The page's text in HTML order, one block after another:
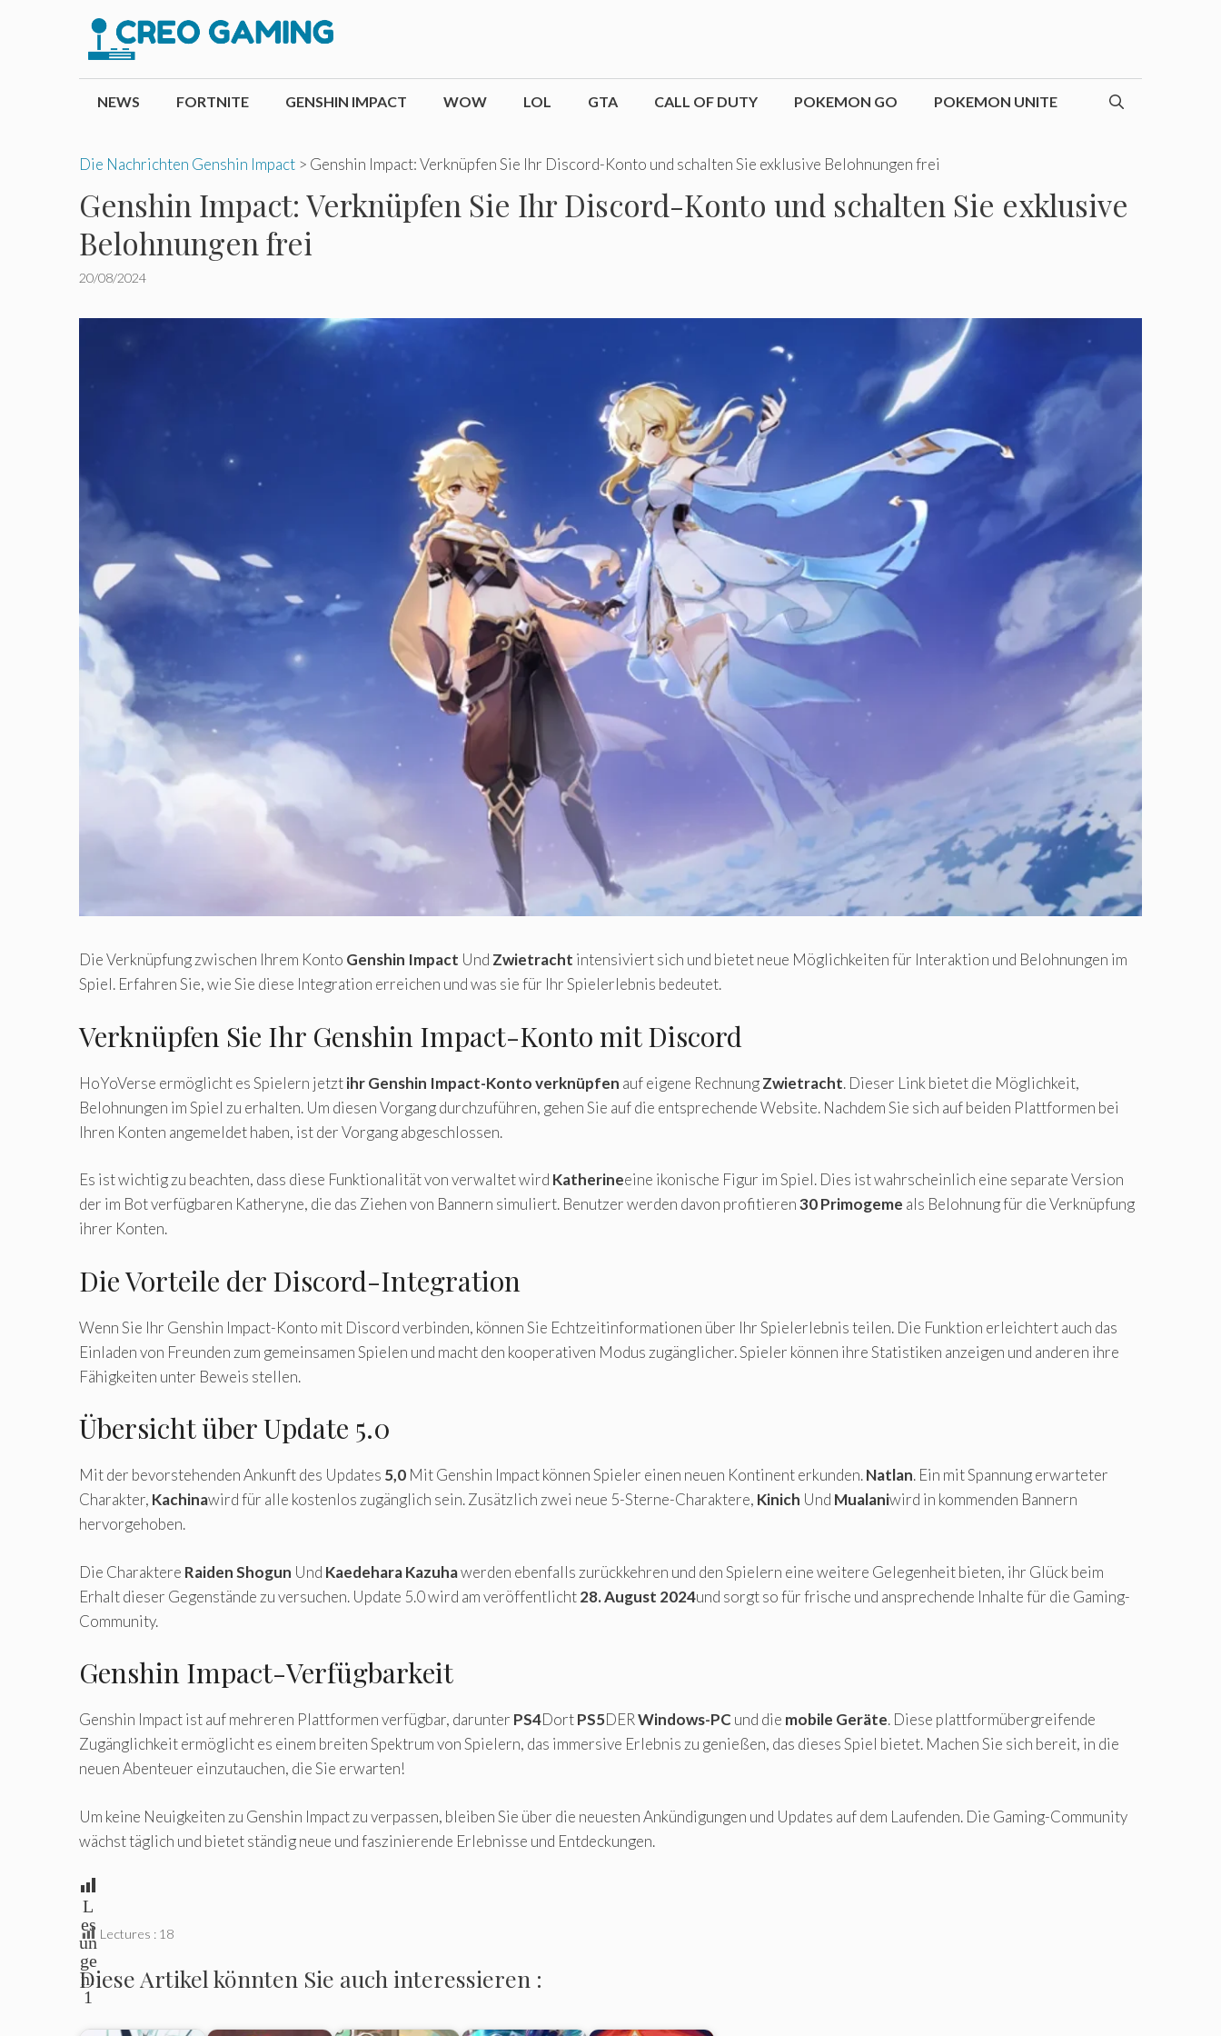
NEWS FORTNITE GENSHIN IMPACT WOW LOL GTA CALL OF DUTY POKEMON GO POKEMON UNITE
Die Nachrichten Genshin Impact > Genshin Impact: Verknüpfen Sie Ihr Discord-Konto und schalten Sie exklusive Belohnungen frei
Genshin Impact: Verknüpfen Sie Ihr Discord-Konto und schalten Sie exklusive
Belohnungen frei
20/08/2024
Die Verknüpfung zwischen Ihrem Konto Genshin Impact Und Zwietracht intensiviert sich und bietet neue Möglichkeiten für Interaktion und Belohnungen im
Spiel. Erfahren Sie, wie Sie diese Integration erreichen und was sie für Ihr Spielerlebnis bedeutet.
Verknüpfen Sie Ihr Genshin Impact-Konto mit Discord
HoYoVerse ermöglicht es Spielern jetztihr Genshin Impact-Konto verknüpfen auf eigene RechnungZwietracht. Dieser Link bietet die Möglichkeit,
Belohnungen im Spiel zu erhalten. Um diesen Vorgang durchzuführen, gehen Sie auf die entsprechende Website. Nachdem Sie sich auf beiden Plattformen bei
Ihren Konten angemeldet haben, ist der Vorgang abgeschlossen.
Es ist wichtig zu beachten, dass diese Funktionalität von verwaltet wird Katherineeine ikonische Figur im Spiel. Dies ist wahrscheinlich eine separate Version
der im Bot verfügbaren Katheryne, die das Ziehen von Bannern simuliert. Benutzer werden davon profitieren30 Primogeme als Belohnung für die Verknüpfung
ihrer Konten.
Die Vorteile der Discord-Integration
Wenn Sie Ihr Genshin Impact-Konto mit Discord verbinden, können Sie Echtzeitinformationen über Ihr Spielerlebnis teilen. Die Funktion erleichtert auch das
Einladen von Freunden zum gemeinsamen Spielen und macht den kooperativen Modus zugänglicher. Spieler können ihre Statistiken anzeigen und anderen ihre
Fähigkeiten unter Beweis stellen.
Übersicht über Update 5.0
Mit der bevorstehenden Ankunft des Updates 5,0 Mit Genshin Impact können Spieler einen neuen Kontinent erkunden.Natlan. Ein mit Spannung erwarteter
Charakter, Kachinawird für alle kostenlos zugänglich sein. Zusätzlich zwei neue 5-Sterne-Charaktere, Kinich Und Mualaniwird in kommenden Bannern
hervorgehoben.
Die Charaktere Raiden Shogun Und Kaedehara Kazuhawerden ebenfalls zurückkehren und den Spielern eine weitere Gelegenheit bieten, ihr Glück beim
Erhalt dieser Gegenstände zu versuchen. Update 5.0 wird am veröffentlicht28. August 2024und sorgt so für frische und ansprechende Inhalte für die Gaming-
Community.
Genshin Impact-Verfügbarkeit
Genshin Impact ist auf mehreren Plattformen verfügbar, darunter PS4DortPS5DERWindows-PC und die mobile Geräte. Diese plattformübergreifende
Zugänglichkeit ermöglicht es einem breiten Spektrum von Spielern, das immersive Erlebnis zu genießen, das dieses Spiel bietet. Machen Sie sich bereit, in die
neuen Abenteuer einzutauchen, die Sie erwarten!
Um keine Neuigkeiten zu Genshin Impact zu verpassen, bleiben Sie über die neuesten Ankündigungen und Updates auf dem Laufenden. Die Gaming-Community
wächst täglich und bietet ständig neue und faszinierende Erlebnisse und Entdeckungen.
L
es
un
ge
n:
1
Lectures : 18
Diese Artikel könnten Sie auch interessieren :